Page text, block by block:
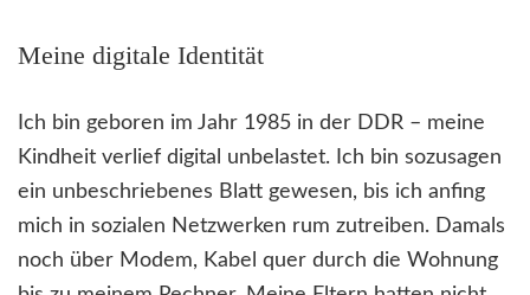
Meine digitale Identität
Ich bin geboren im Jahr 1985 in der DDR – meine
Kindheit verlief digital unbelastet. Ich bin sozusagen
ein unbeschriebenes Blatt gewesen, bis ich anfing
mich in sozialen Netzwerken rum zutreiben. Damals
noch über Modem, Kabel quer durch die Wohnung